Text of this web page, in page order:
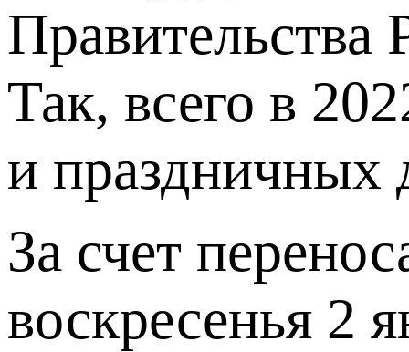
Правительства
Так, всего в
и праздничных
За счет
воскресенья 2